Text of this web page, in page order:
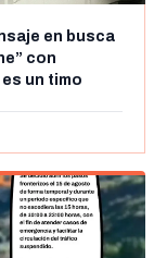
en busca
con
un timo